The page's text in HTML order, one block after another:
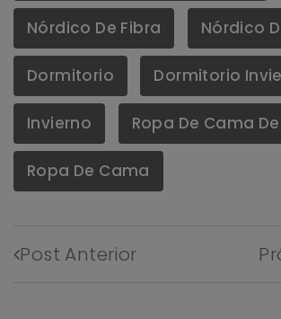
Nórdico De Fibra Nórdico
Dormitorio Dormitorio
Invierno Ropa De Cama
Ropa De Cama
Post Anterior